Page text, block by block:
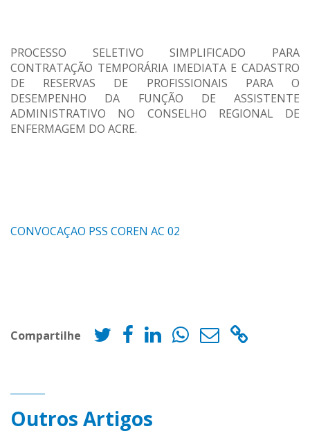
PROCESSO SELETIVO SIMPLIFICADO PARA
CONTRATAÇÃO TEMPORÁRIA IMEDIATA E CADASTRO
DE RESERVAS DE PROFISSIONAIS PARA O
DESEMPENHO DA FUNÇÃO DE ASSISTENTE
ADMINISTRATIVO NO CONSELHO REGIONAL DE
ENFERMAGEM DO ACRE.
CONVOCAÇAO PSS COREN AC 02
Compartilhe
Outros Artigos